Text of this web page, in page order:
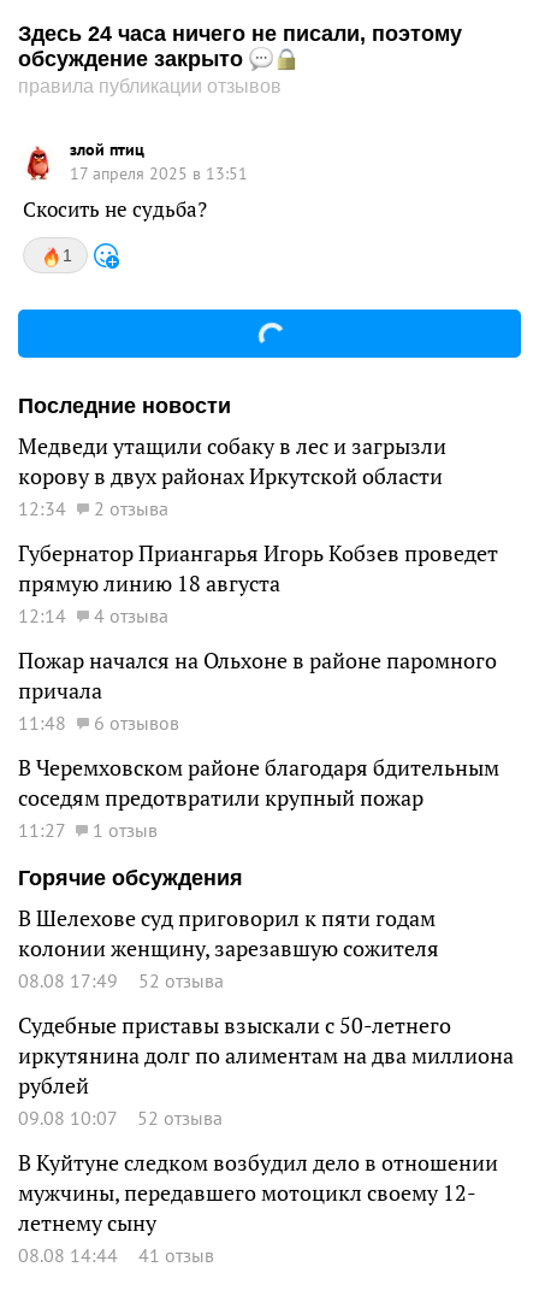
Здесь 24 часа ничего не писали, поэтому
обсуждение закрыто
правила публикации отзывов
злой птиц
17 апреля 2025 в 13:51
Скосить не судьба?
1
Последние новости
Медведи утащили собаку в лес и загрызли
корову в двух районах Иркутской области
12:34 2 отзыва
Губернатор Приангарья Игорь Кобзев проведет
прямую линию 18 августа
12:14 4 отзыва
Пожар начался на Ольхоне в районе паромного
причала
11:48 6 отзывов
В Черемховском районе благодаря бдительным
соседям предотвратили крупный пожар
11:27
1 отзыв
Горячие обсуждения
В Шелехове суд приговорил к пяти годам
колонии женщину, зарезавшую сожителя
08.08 17:49 52 отзыва
Судебные приставы взыскали с 50-летнего
иркутянина долг по алиментам на два миллиона
рублей
09.08 10:07 52 отзыва
В Куйтуне следком возбудил дело в отношении
мужчины, передавшего мотоцикл своему 12-
летнему сыну
08.08 14:44 41 отзыв